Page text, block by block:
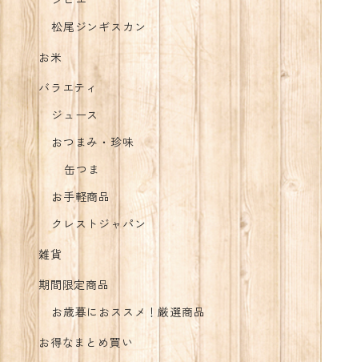
松尾ジンギスカン
お米
バラエティ
ジュース
おつまみ・珍味
缶つま
お手軽商品
クレストジャパン
雑貨
期間限定商品
お歳暮におススメ！厳選商品
お得なまとめ買い